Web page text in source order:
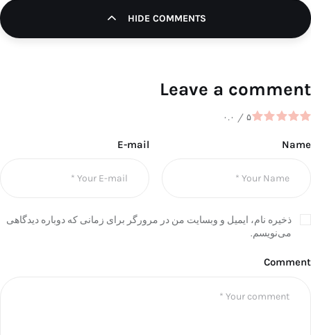
HIDE COMMENTS
Leave a comment
۰.۰ / ۵
Name
E-mail
ذخیره نام، ایمیل و وبسایت من در مرورگر برای زمانی که دوباره دیدگاهی
می‌نویسم.
Comment